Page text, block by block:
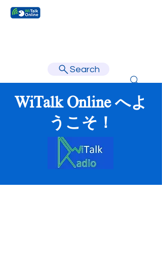
Search
WiTalk Online へよ
うこそ！